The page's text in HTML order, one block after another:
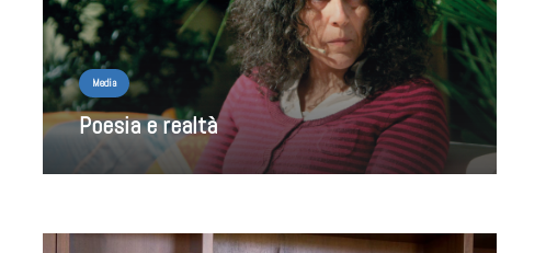
Media
Poesia e realtà